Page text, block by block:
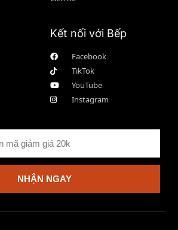
Kết nối với Bếp
Facebook
TikTok
YouTube
Instagram
NHẬN NGAY